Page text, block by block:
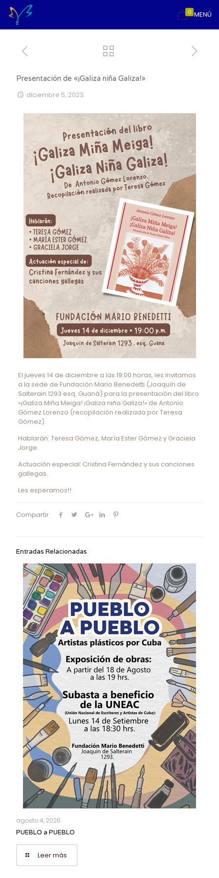
MENÚ
0
Presentación de «¡Galiza niña Galiza!»
diciembre 5, 2023
El jueves 14 de diciembre a las 19:00 horas, les invitamos
a la sede de Fundación Mario Benedetti (Joaquín de
Salterain 1293 esq. Guaná) para la presentación del libro
«¡Galiza Miña Meiga! ¡Galiza niña Galiza!» de Antonio
Gómez Lorenzo (recopilación realizada por Teresa
Gómez).
Hablarán: Teresa Gómez, María Ester Gómez y Graciela
Jorge.
Actuación especial: Cristina Fernández y sus canciones
gallegas.
Les esperamos!!
Compartir
Entradas Relacionadas
agosto 4, 2026
PUEBLO a PUEBLO
Leer más